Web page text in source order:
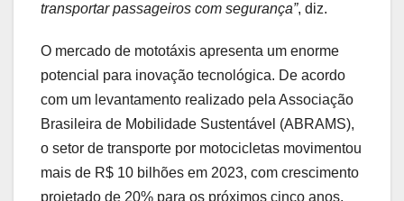
transportar passageiros com segurança”, diz.
O mercado de mototáxis apresenta um enorme
potencial para inovação tecnológica. De acordo
com um levantamento realizado pela Associação
Brasileira de Mobilidade Sustentável (ABRAMS),
o setor de transporte por motocicletas movimentou
mais de R$ 10 bilhões em 2023, com crescimento
projetado de 20% para os próximos cinco anos.